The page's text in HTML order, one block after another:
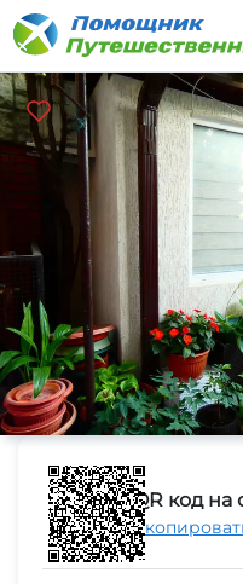
QR код на